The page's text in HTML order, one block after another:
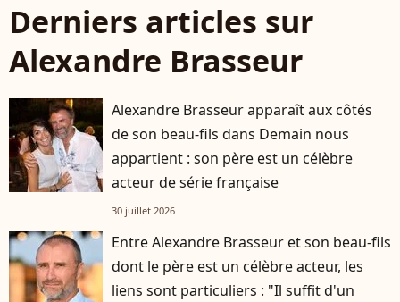
Derniers articles sur
Alexandre Brasseur
Alexandre Brasseur apparaît aux côtés
de son beau-fils dans Demain nous
appartient : son père est un célèbre
acteur de série française
30 juillet 2026
Entre Alexandre Brasseur et son beau-fils
dont le père est un célèbre acteur, les
liens sont particuliers : "Il suffit d'un